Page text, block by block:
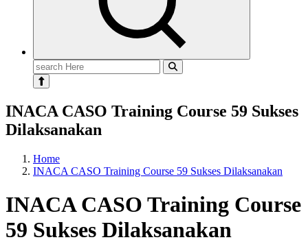
Search
for:
INACA CASO Training Course 59 Sukses
Dilaksanakan
Home
INACA CASO Training Course 59 Sukses Dilaksanakan
INACA CASO Training Course
59 Sukses Dilaksanakan